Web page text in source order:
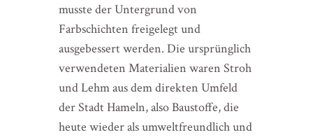
musste der Untergrund von
Farbschichten freigelegt und
ausgebessert werden. Die ursprünglich
verwendeten Materialien waren Stroh
und Lehm aus dem direkten Umfeld
der Stadt Hameln, also Baustoffe, die
heute wieder als umweltfreundlich und